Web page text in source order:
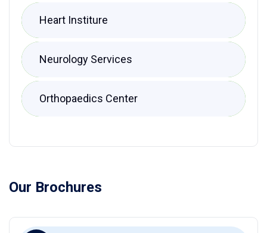
Heart Institure
Neurology Services
Orthopaedics Center
Our Brochures